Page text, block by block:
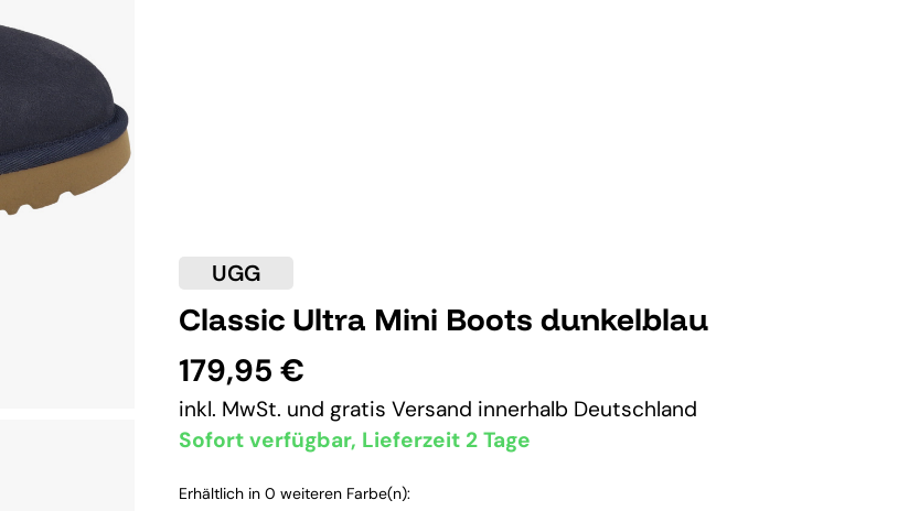
UGG
Classic Ultra Mini Boots dunkelblau
179,95 €
inkl. MwSt. und gratis Versand innerhalb Deutschland
Sofort verfügbar, Lieferzeit 2 Tage
Erhältlich in 0 weiteren Farbe(n):